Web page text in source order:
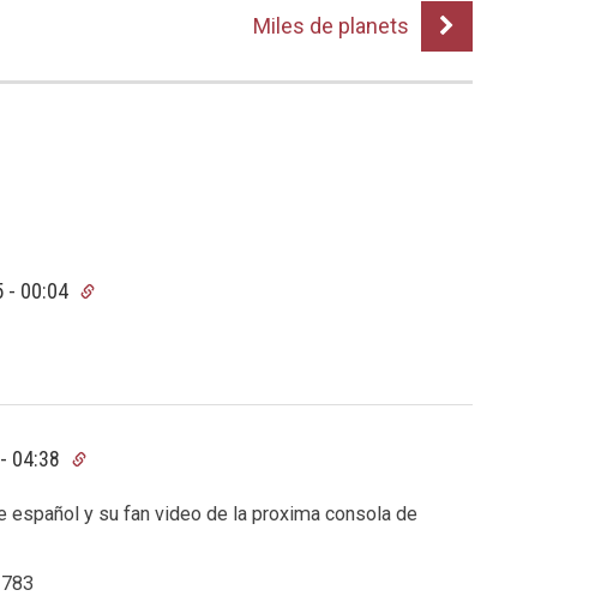
Miles de planets
- 00:04
04:38
y su fan video de la proxima consola de